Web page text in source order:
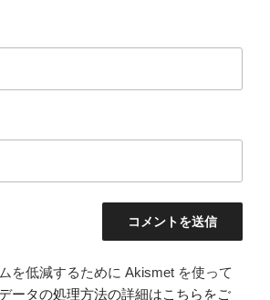
を低減するために Akismet を使って
ータの処理方法の詳細はこちらをご